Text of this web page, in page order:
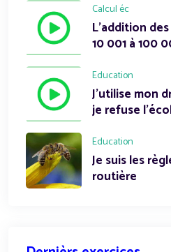
Calcul éc
L'addition
10 001 à 100
Education
J'utilise mon
je refuse
Education
Je suis les
routière